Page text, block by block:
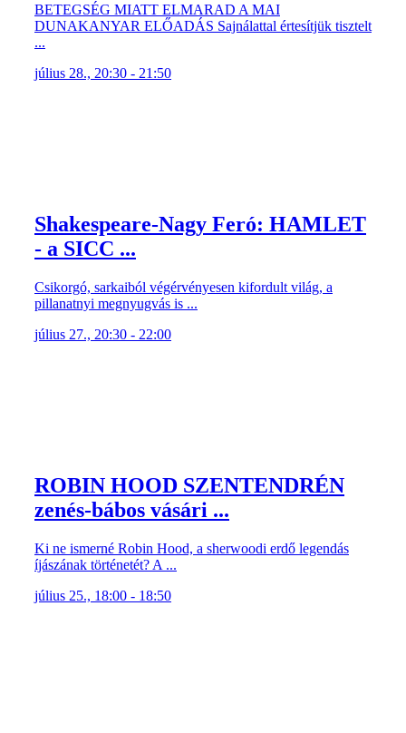
BETEGSÉG MIATT ELMARAD A MAI
DUNAKANYAR ELŐADÁS Sajnálattal értesítjük tisztelt
...
július 28., 20:30 - 21:50
Shakespeare-Nagy Feró: HAMLET
- a SICC ...
Csikorgó, sarkaiból végérvényesen kifordult világ, a
pillanatnyi megnyugvás is ...
július 27., 20:30 - 22:00
ROBIN HOOD SZENTENDRÉN
zenés-bábos vásári ...
Ki ne ismerné Robin Hood, a sherwoodi erdő legendás
íjászának történetét? A ...
július 25., 18:00 - 18:50